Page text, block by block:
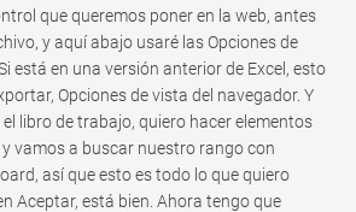
que queremos poner en la web, antes
y aquí abajo usaré las Opciones de
está en una versión anterior de Excel, esto
Opciones de vista del navegador. Y
libro de trabajo, quiero hacer elementos
vamos a buscar nuestro rango con
así que esto es todo lo que quiero
Aceptar, está bien. Ahora tengo que